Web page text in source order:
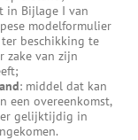
in Bijlage I van
modelformulier
beschikking te
zake van zijn
: middel dat kan
een overeenkomst,
gelijktijdig in